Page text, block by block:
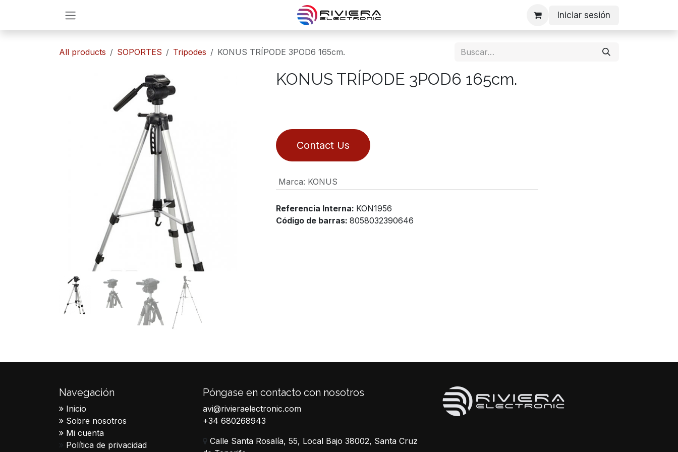
Iniciar sesión
All products SOPORTES ​​Tripodes KONUS TRÍPODE 3POD6 165cm.
KONUS TRÍPODE 3POD6 165cm.
Contact Us
Marca: KONUS
Referencia Interna: KON1956
Código de barras: 8058032390646
Navegación
Inicio
Sobre nosotros
Mi cuenta
Política de privacidad
Póngase en contacto con nosotros
avi@rivieraelectronic.com
+34 680268943
Calle Santa Rosalía, 55, Local Bajo 38002, Santa Cruz